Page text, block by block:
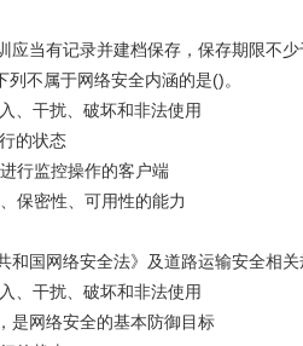
应当有记录并建档保存，保存期限不少
不属于网络安全内涵的是()。
、干扰、破坏和非法使用
的状态
行监控操作的客户端
保密性、可用性的能力
和国网络安全法》及道路运输安全相关
、干扰、破坏和非法使用
是网络安全的基本防御目标